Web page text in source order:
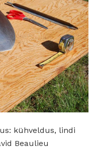
kühveldus, lindi
Beaulieu